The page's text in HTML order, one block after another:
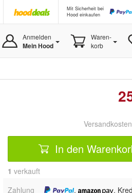
Mit Sicherheit bei
Hood einkaufen
Anmelden
Mein Hood
Waren-
korb
In den
1 verkauft
Zahlung
,
,